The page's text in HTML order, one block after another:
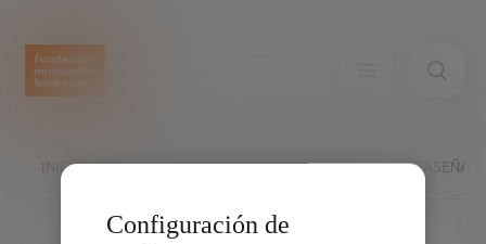
INICIO CONFIRMACIÓN DE RECUPERACIÓN DE CONTRASEÑA
Configuración de